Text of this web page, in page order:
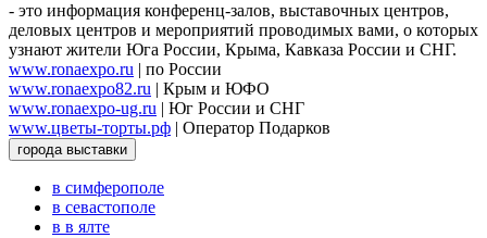
- это информация конференц-залов, выставочных центров,
деловых центров и мероприятий проводимых вами, о которых
узнают жители Юга России, Крыма, Кавказа России и СНГ.
www.ronaexpo.ru | по России
www.ronaexpo82.ru | Крым и ЮФО
www.ronaexpo-ug.ru | Юг России и СНГ
www.цветы-торты.рф | Оператор Подарков
города выставки
в симферополе
в севастополе
в в ялте